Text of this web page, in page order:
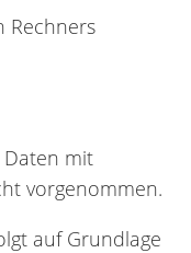
Rechners
Daten mit
vorgenommen.
auf Grundlage